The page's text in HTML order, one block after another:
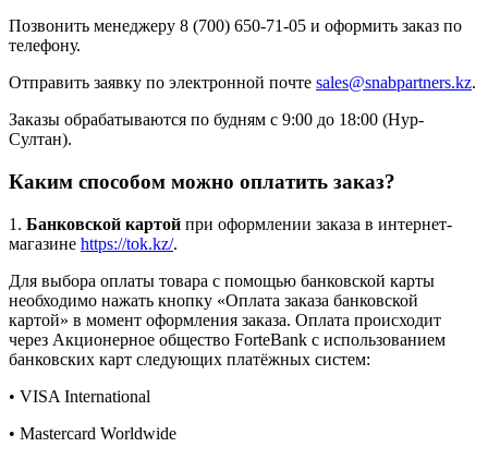
Позвонить менеджеру 8 (700) 650-71-05 и оформить заказ по
телефону.
Отправить заявку по электронной почте sales@snabpartners.kz.
Заказы обрабатываются по будням с 9:00 до 18:00 (Нур-
Султан).
Каким способом можно оплатить заказ?
1. Банковской картой при оформлении заказа в интернет-
магазине https://tok.kz/.
Для выбора оплаты товара с помощью банковской карты
необходимо нажать кнопку «Оплата заказа банковской
картой» в момент оформления заказа. Оплата происходит
через Акционерное общество ForteBank с использованием
банковских карт следующих платёжных систем:
• VISA International
• Mastercard Worldwide